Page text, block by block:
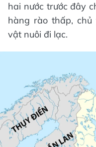
hai nước trước đây
hàng rào thấp,
vật nuôi đi lạc.